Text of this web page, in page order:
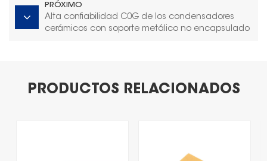
PRÓXIMO
Alta confiabilidad C0G de los condensadores
cerámicos con soporte metálico no encapsulado
PRODUCTOS RELACIONADOS